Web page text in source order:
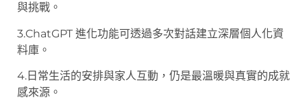
與挑戰。
3.ChatGPT 進化功能可透過多次對話建立深層個人化資
料庫。
4.日常生活的安排與家人互動，仍是最溫暖與真實的成就
感來源。